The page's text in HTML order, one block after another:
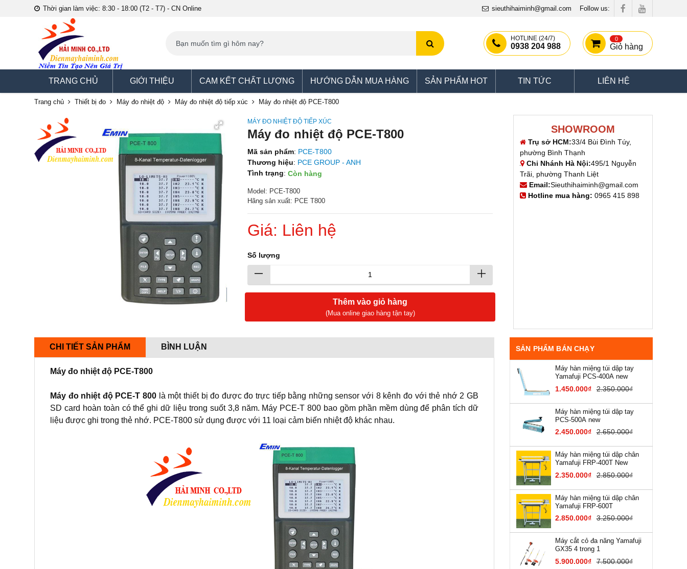
Thời gian làm việc: 8:30 - 18:00 (T2 - T7) - CN Online sieuthihaiminh@gmail.com Follow us:
HOTLINE (24/7)
0938 204 988
0
Giỏ hàng
TRANG CHỦ GIỚI THIỆU CAM KẾT CHẤT LƯỢNG HƯỚNG DẪN MUA HÀNG SẢN PHẨM HOT TIN TỨC LIÊN HỆ
Trang chủ Thiết bị đo Máy đo nhiệt độ Máy đo nhiệt độ tiếp xúc Máy đo nhiệt độ PCE-T800
MÁY ĐO NHIỆT ĐỘ TIẾP XÚC
Máy đo nhiệt độ PCE-T800
Mã sản phẩm: PCE-T800
Thương hiệu: PCE GROUP - ANH
Tình trạng: Còn hàng
Model: PCE-T800
Hãng sản xuất: PCE T800
Giá: Liên hệ
Số lượng
Thêm vào giỏ hàng
(Mua online giao hàng tận tay)
SHOWROOM
Trụ sở HCM:33/4 Bùi Đình Túy,
phường Bình Thạnh
Chi Nhánh Hà Nội:495/1 Nguyễn
Trãi, phường Thanh Liệt
Email:Sieuthihaiminh@gmail.com
Hotline mua hàng:0965 415 898
CHI TIẾT SẢN PHẨM BÌNH LUẬN
Máy đo nhiệt độ PCE-T800
Máy đo nhiệt độ PCE-T 800 là một thiết bị đo được đo trực tiếp bằng những sensor với 8 kênh đo với thẻ nhớ 2 GB
SD card hoàn toàn có thể ghi dữ liệu trong suốt 3,8 năm. Máy PCE-T 800 bao gồm phần mềm dùng để phân tích dữ
liệu được ghi trong thẻ nhớ. PCE-T800 sử dụng được với 11 loại cảm biến nhiệt độ khác nhau.
SẢN PHẨM BÁN CHẠY
Máy hàn miệng túi dập tay
Yamafuji PCS-400A new
1.450.000₫ 2.350.000₫
Máy hàn miệng túi dập tay
PCS-500A new
2.450.000₫ 2.650.000₫
Máy hàn miệng túi dập chân
Yamafuji FRP-400T New
2.350.000₫ 2.850.000₫
Máy hàn miệng túi dập chân
Yamafuji FRP-600T
2.850.000₫ 3.250.000₫
Máy cắt cỏ đa năng Yamafuji
GX35 4 trong 1
5.900.000₫ 7.500.000₫